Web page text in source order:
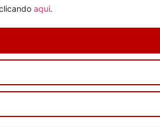
aqui.